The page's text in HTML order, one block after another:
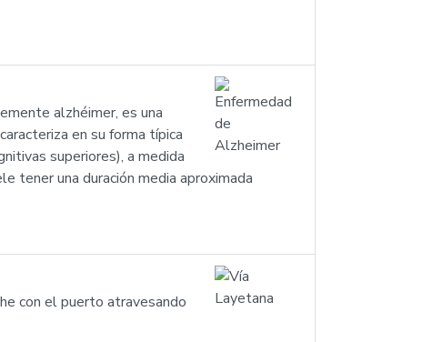
alzhéimer, es una
en su forma típica
superiores), a medida
tener una duración media aproximada
con el puerto atravesando